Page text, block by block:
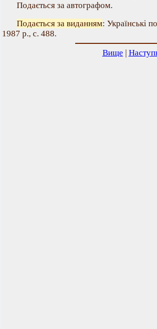
Подається за автографом.
Подається за виданням: Українські
1987 р., с. 488.
Вище |